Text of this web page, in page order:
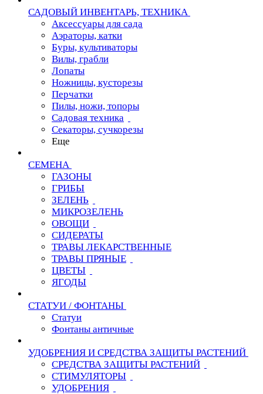
САДОВЫЙ ИНВЕНТАРЬ, ТЕХНИКА
Аксессуары для сада
Аэраторы, катки
Буры, культиваторы
Вилы, грабли
Лопаты
Ножницы, кусторезы
Перчатки
Пилы, ножи, топоры
Садовая техника
Секаторы, сучкорезы
Еще
СЕМЕНА
ГАЗОНЫ
ГРИБЫ
ЗЕЛЕНЬ
МИКРОЗЕЛЕНЬ
ОВОЩИ
СИДЕРАТЫ
ТРАВЫ ЛЕКАРСТВЕННЫЕ
ТРАВЫ ПРЯНЫЕ
ЦВЕТЫ
ЯГОДЫ
СТАТУИ / ФОНТАНЫ
Статуи
Фонтаны античные
УДОБРЕНИЯ И СРЕДСТВА ЗАЩИТЫ РАСТЕНИЙ
СРЕДСТВА ЗАЩИТЫ РАСТЕНИЙ
СТИМУЛЯТОРЫ
УДОБРЕНИЯ